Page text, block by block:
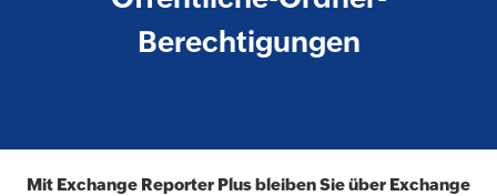
Berechtigungen
Mit Exchange Reporter Plus bleiben Sie über Exchange